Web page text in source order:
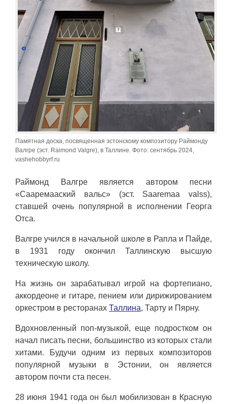
Памятная доска, посвященная эстонскому композитору Раймонду
Валгре (эст. Raimond Valgre), в Таллине. Фото: сентябрь 2024,
vashehobbyrf.ru
Раймонд Валгре является автором песни
«Сааремааский вальс» (эст. Saaremaa valss),
ставшей очень популярной в исполнении Георга
Отса.
Валгре учился в начальной школе в Рапла и Пайде,
в 1931 году окончил Таллинскую высшую
техническую школу.
На жизнь он зарабатывал игрой на фортепиано,
аккордеоне и гитаре, пением или дирижированием
оркестром в ресторанах Таллина, Тарту и Пярну.
Вдохновленный поп-музыкой, еще подростком он
начал писать песни, большинство из которых стали
хитами. Будучи одним из первых композиторов
популярной музыки в Эстонии, он является
автором почти ста песен.
28 июня 1941 года он был мобилизован в Красную